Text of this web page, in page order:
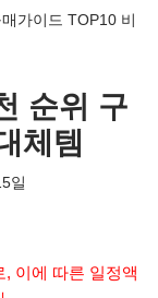
가이드 TOP10 비
순위 구
체템
일
이에 따른 일정액